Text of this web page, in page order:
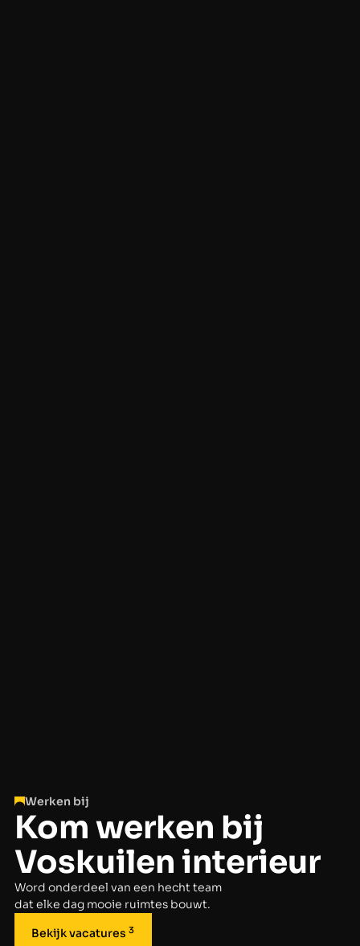
Werken bij
Kom werken bij
Voskuilen interieur
Word onderdeel van een hecht team
dat elke dag mooie ruimtes bouwt.
Bekijk vacatures3